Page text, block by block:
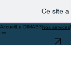
Ce site
AccueilLe DIMAB®Nos services
• Disponible avec ou sans